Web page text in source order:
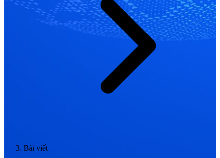
Bài viết